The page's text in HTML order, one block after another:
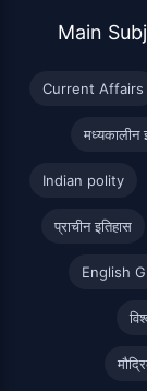
Main
Current Affairs
मध्यकालीन
Indian polity
प्राचीन इतिहास
English